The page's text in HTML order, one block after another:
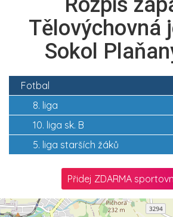
Tělovýchovná
Sokol
Fotbal
8. liga
10. liga sk. B
5. liga starších žáků
Přidej ZDARMA